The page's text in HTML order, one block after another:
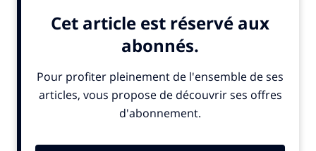
les dégâts, avec ses proches », avec une envie de voir
les choses changer, de voir ce qu’ils ressentent comme
déclassement s’arrête, si ce n’est pour eux, du moins
pour leurs enfants.